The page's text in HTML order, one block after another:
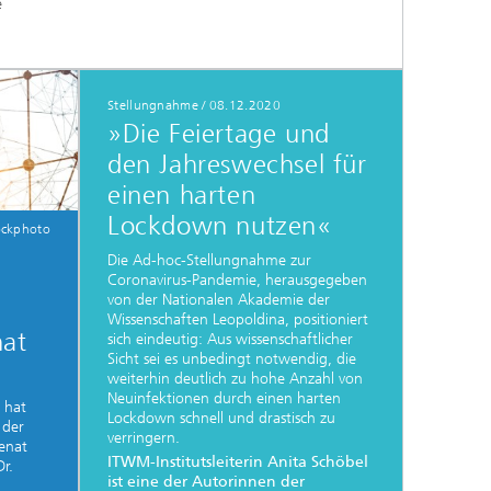
Optimierung in den Life Sciences
Aktuelles
Operations Research:
Produktionsplanung und -steuerung
hat
Stellungnahme / 08.12.2020
»Die Feiertage und
den Jahreswechsel für
einen harten
Lockdown nutzen«
Die Ad-hoc-Stellungnahme zur
Coronavirus-Pandemie, herausgegeben
von der Nationalen Akademie der
Wissenschaften Leopoldina, positioniert
sich eindeutig: Aus wissenschaftlicher
Sicht sei es unbedingt notwendig, die
weiterhin deutlich zu hohe Anzahl von
Neuinfektionen durch einen harten
Lockdown schnell und drastisch zu
verringern.
ITWM-Institutsleiterin Anita Schöbel
ist eine der Autorinnen der